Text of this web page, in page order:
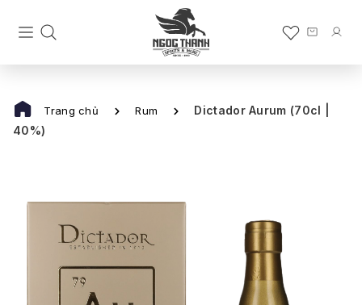
Trang chủ Rum
Dictador Aurum (70cl |
40%)